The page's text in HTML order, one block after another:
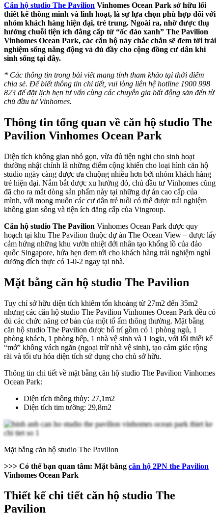
Căn hộ studio The Pavilion Vinhomes Ocean Park sở hữu lối
thiết kế thông minh và linh hoạt, là sự lựa chọn phù hợp đối với
nhóm khách hàng hiện đại, trẻ trung. Ngoài ra, nhờ được thụ
hưởng chuỗi tiện ích đẳng cấp từ “ốc đảo xanh” The Pavilion
Vinhomes Ocean Park, các căn hộ này chắc chắn sẽ đem tới trải
nghiệm sống năng động và đủ đầy cho cộng đồng cư dân khi
sinh sống tại đây.
* Các thông tin trong bài viết mang tính tham khảo tại thời điểm
chia sẻ. Để biết thông tin chi tiết, vui lòng liên hệ hotline 1900 998
823 để đặt lịch hẹn tư vấn cùng các chuyên gia bất động sản đến từ
chủ đầu tư Vinhomes.
Thông tin tổng quan về căn hộ studio The
Pavilion Vinhomes Ocean Park
Diện tích không gian nhỏ gọn, vừa đủ tiện nghi cho sinh hoạt
thường nhật chính là những điểm cộng khiến cho loại hình căn hộ
studio ngày càng được ưa chuộng nhiều hơn bởi nhóm khách hàng
trẻ hiện đại. Nắm bắt được xu hướng đó, chủ đầu tư Vinhomes cũng
đã cho ra mắt dòng sản phẩm này tại những dự án cao cấp của
mình, với mong muốn các cư dân trẻ tuổi có thể được trải nghiệm
không gian sống và tiện ích đẳng cấp của Vingroup.
Căn hộ studio The Pavilion Vinhomes Ocean Park được quy
hoạch tại khu The Pavilion thuộc dự án The Ocean View – được lấy
cảm hứng những khu vườn nhiệt đới nhân tạo khổng lồ của đảo
quốc Singapore, hứa hẹn đem tới cho khách hàng trải nghiệm nghỉ
dưỡng đích thực có 1-0-2 ngay tại nhà.
Mặt bằng căn hộ studio The Pavilion
Tuy chỉ sở hữu diện tích khiêm tốn khoảng từ 27m2 đến 35m2
nhưng các căn hộ studio The Pavilion Vinhomes Ocean Park đều có
đủ các chức năng cơ bản của một tổ ấm thông thường. Mặt bằng
căn hộ studio The Pavilion được bố trí gồm có 1 phòng ngủ, 1
phòng khách, 1 phòng bếp, 1 nhà vệ sinh và 1 logia, với lối thiết kế
“mở” không vách ngăn (ngoại trừ nhà vệ sinh), tạo cảm giác rộng
rãi và tối ưu hóa diện tích sử dụng cho chủ sở hữu.
Thông tin chi tiết về mặt bằng căn hộ studio The Pavilion Vinhomes
Ocean Park:
Diện tích thông thủy: 27,1m2
Diện tích tim tường: 29,8m2
Mặt bằng căn hộ studio The Pavilion
>>> Có thể bạn quan tâm: Mặt bằng căn hộ 2PN the Pavilion
Vinhomes Ocean Park
Thiết kế chi tiết căn hộ studio The
Pavilion